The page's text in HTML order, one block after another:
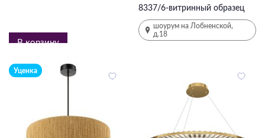
В корзину
8337/6-витринный образец
шоурум на Лобненской,
д.18
Уценка